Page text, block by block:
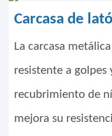
Carcasa de
La carcasa
resistente a golpes
recubrimiento de
mejora su